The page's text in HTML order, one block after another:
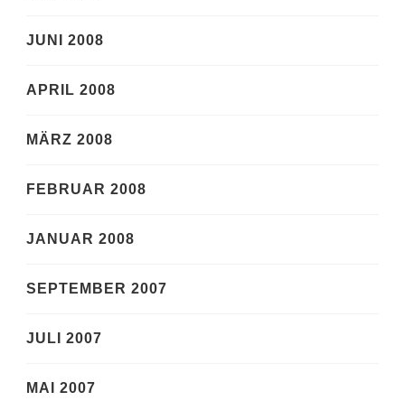
JUNI 2008
APRIL 2008
MÄRZ 2008
FEBRUAR 2008
JANUAR 2008
SEPTEMBER 2007
JULI 2007
MAI 2007